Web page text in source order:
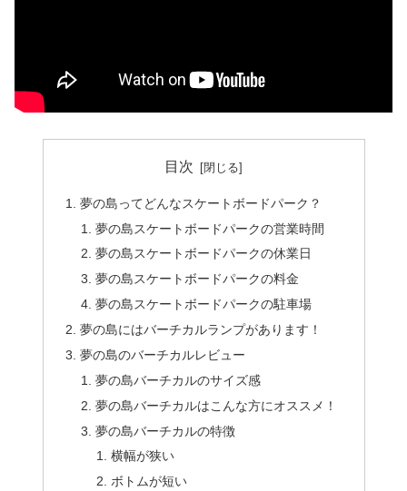
目次
夢の島ってどんなスケートボードパーク？
夢の島スケートボードパークの営業時間
夢の島スケートボードパークの休業日
夢の島スケートボードパークの料金
夢の島スケートボードパークの駐車場
夢の島にはバーチカルランプがあります！
夢の島のバーチカルレビュー
夢の島バーチカルのサイズ感
夢の島バーチカルはこんな方にオススメ！
夢の島バーチカルの特徴
横幅が狭い
ボトムが短い